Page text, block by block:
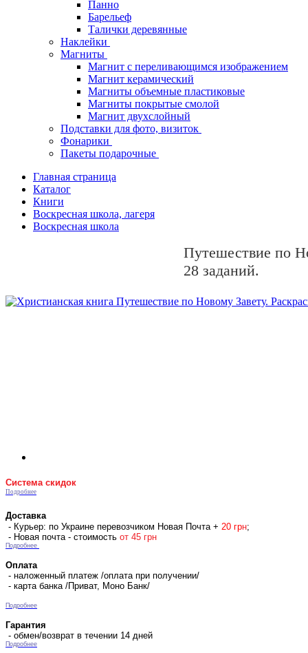
Панно
Барельеф
Талички деревянные
Наклейки
Магниты
Магнит с переливающимся изображением
Магнит керамический
Магниты объемные пластиковые
Магниты покрытые смолой
Магнит двухслойный
Подставки для фото, визиток
Фонарики
Пакеты подарочные
Главная страница
Каталог
Книги
Воскресная школа, лагеря
Воскресная школа
Путешествие по
28 заданий.
Система скидок
Подробнее
Доставка
- Курьер: по Украине перевозчиком Новая Почта + 20 грн;
- Новая почта - стоимость от 45 грн
Подробнее
Оплата
- наложенный платеж /оплата при получении/
- карта банка /Приват, Моно Банк/
Подробнее
Гарантия
- обмен/возврат в течении 14 дней
Подробнее